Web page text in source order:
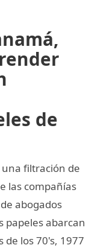
de
filtración de
las compañías
abogados
papeles abarcan
de los 70's, 1977